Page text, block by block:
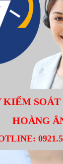
KIỂM SOÁT
HOÀNG